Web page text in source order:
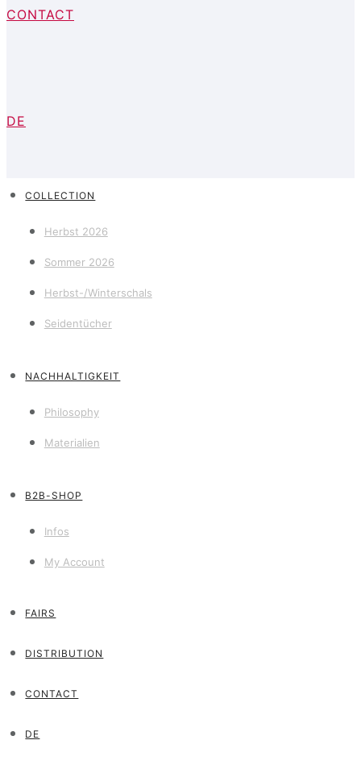
CONTACT
DE
COLLECTION
Herbst 2026
Sommer 2026
Herbst-/Winterschals
Seidentücher
NACHHALTIGKEIT
Philosophy
Materialien
B2B-SHOP
Infos
My Account
FAIRS
DISTRIBUTION
CONTACT
DE